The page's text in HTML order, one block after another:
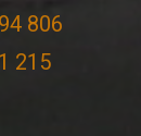
806
215